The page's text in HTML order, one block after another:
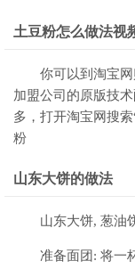
土豆粉怎么做法视
你可以到淘宝
加盟公司的原版技
多，打开淘宝网搜
粉
山东大饼的做法
山东大饼, 葱油
准备面团: 将一